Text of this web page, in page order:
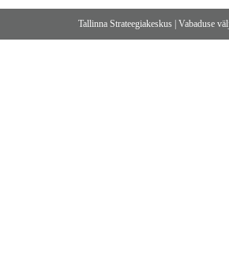
Tallinna Strateegiakeskus Vabaduse